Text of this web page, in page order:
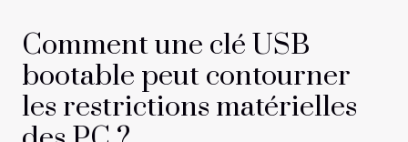
Comment une clé USB
bootable peut contourner
les restrictions matérielles